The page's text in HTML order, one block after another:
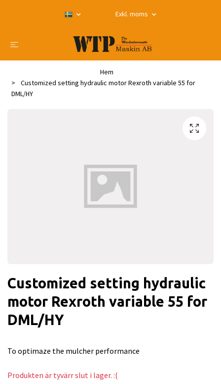
Exkl. moms
Hem
Customized setting hydraulic motor Rexroth variable 55 for
DML/HY
Customized setting hydraulic
motor Rexroth variable 55 for
DML/HY
To optimaze the mulcher performance
Produkten är tyvärr slut i lager. :(